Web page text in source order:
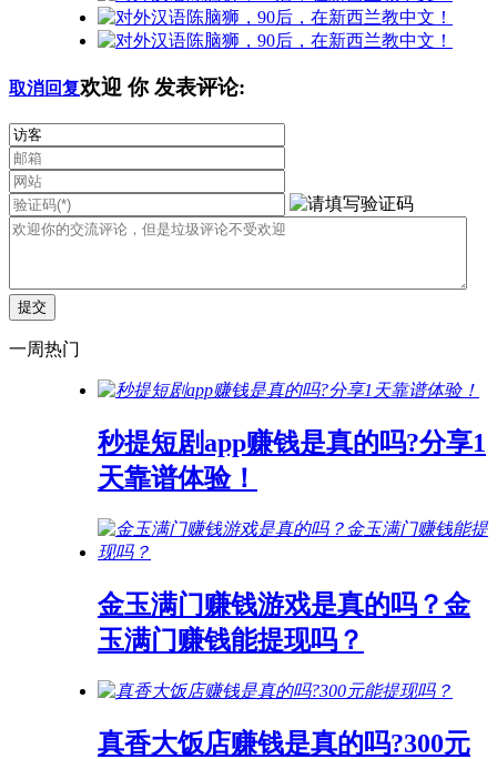
取消回复欢迎 你发表评论:
一周热门
秒提短剧app赚钱是真的吗?分享1
天靠谱体验！
金玉满门赚钱游戏是真的吗？金
玉满门赚钱能提现吗？
真香大饭店赚钱是真的吗?300元